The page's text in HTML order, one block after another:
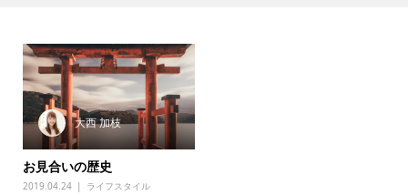
大西 加枝
お見合いの歴史
2019.04.24 ライフスタイル